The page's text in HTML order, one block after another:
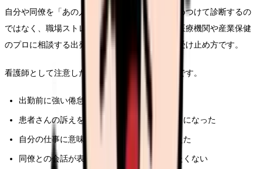
自分や同僚を「あの人はバーンアウトだ」と決めつけて診断するの
ではなく、職場ストレスのサインとして扱い、医療機関や産業保健
のプロに相談する出発点として使うのが正しい受け止め方です。
看護師として注意したいのは、次のような状態です。
出勤前に強い倦怠感や吐き気が出る日が続く
患者さんの訴えを聞くのがつらく感じるようになった
自分の仕事に意味を感じられない時間が増えた
同僚との会話が表面的になり、休憩室にいたくない